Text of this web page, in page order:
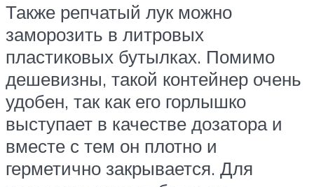
Также репчатый лук можно
заморозить в литровых
пластиковых бутылках. Помимо
дешевизны, такой контейнер очень
удобен, так как его горлышко
выступает в качестве дозатора и
вместе с тем он плотно и
герметично закрывается. Для